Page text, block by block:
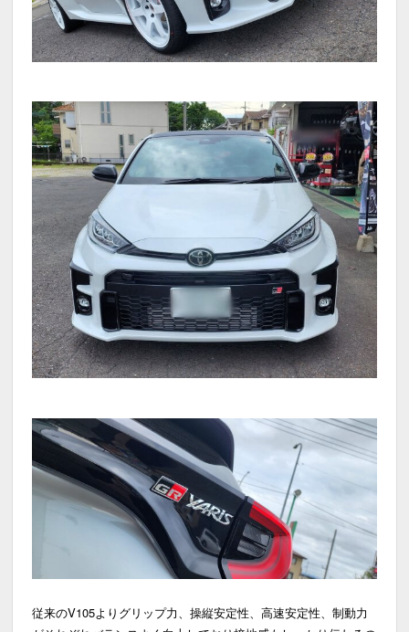
従来のV105よりグリップ力、操縦安定性、高速安定性、制動力